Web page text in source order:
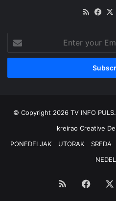
RSS
your
Email
© Copyright 2026 TV INFO
kreirao Creative
PONEDELJAK
UTORAK SREDA
RSS